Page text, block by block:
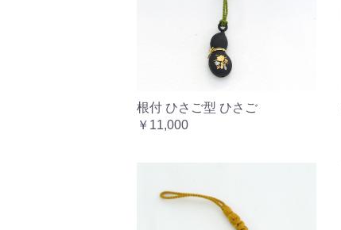
根付 ひさご型 ひさご
￥11,000